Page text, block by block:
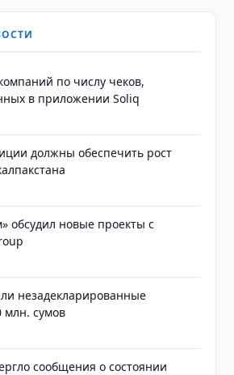
по числу чеков,
в приложении Soliq
должны обеспечить рост
обсудил новые проекты с
незадекларированные
млн. сумов
сообщения о состоянии